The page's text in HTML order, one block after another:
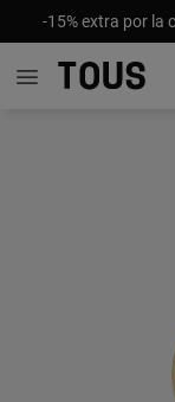
-15% extra por la